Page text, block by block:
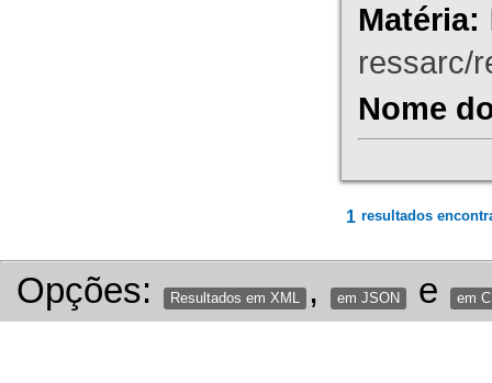
Matéria:
ressarc/
Nome
1 resultados
Opções: Resultados em XML , em JSON e em